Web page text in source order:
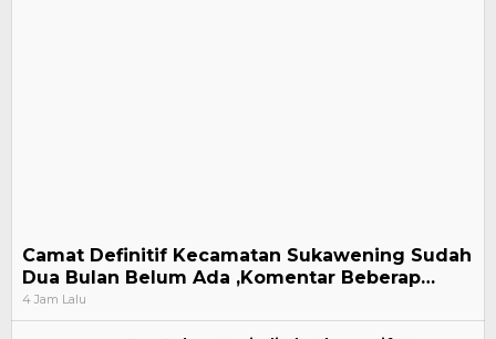
Camat Definitif Kecamatan Sukawening Sudah
Dua Bulan Belum Ada ,Komentar Beberap…
4 Jam Lalu